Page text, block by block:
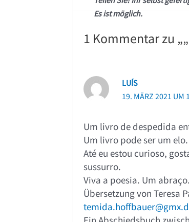
Es ist möglich.
1 Kommentar zu
LUÍS
19. MÄRZ 2021 UM
Um livro de despedida
Um livro pode ser um elo.
Até eu estou curioso,
sussurro.
Viva a poesia. Um abraço.
Übersetzung von Teresa